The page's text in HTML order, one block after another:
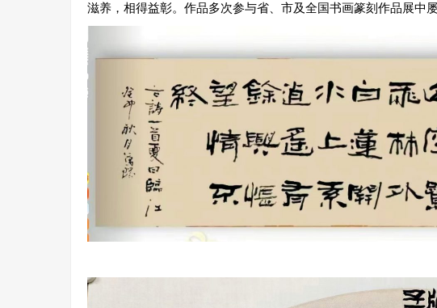
滋养，相得益彰。作品多次参与省、市及全国书画篆刻作品展中屡